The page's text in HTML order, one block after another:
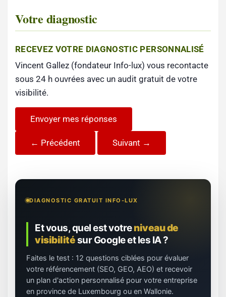
Votre diagnostic
RECEVEZ VOTRE DIAGNOSTIC PERSONNALISÉ
Vincent Gallez (fondateur Info-lux) vous recontacte
sous 24 h ouvrées avec un audit gratuit de votre
visibilité.
Envoyer mes réponses
← Précédent Suivant →
DIAGNOSTIC GRATUIT INFO-LUX
Et vous, quel est votreniveau de
visibilitésur Google et les IA ?
Faites le test : 12 questions ciblées pour évaluer
votre référencement (SEO, GEO, AEO) et recevoir
un plan d'action personnalisé pour votre entreprise
en province de Luxembourg ou en Wallonie.